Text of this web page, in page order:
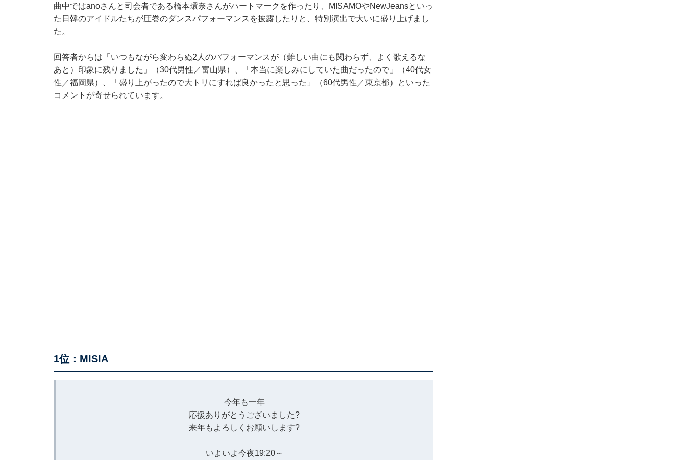
曲中ではanoさんと司会者である橋本環奈さんがハートマークを作ったり、MISAMOやNewJeansといっ
た日韓のアイドルたちが圧巻のダンスパフォーマンスを披露したりと、特別演出で大いに盛り上げまし
た。
回答者からは「いつもながら変わらぬ2人のパフォーマンスが（難しい曲にも関わらず、よく歌えるな
あと）印象に残りました」（30代男性／富山県）、「本当に楽しみにしていた曲だったので」（40代女
性／福岡県）、「盛り上がったので大トリにすれば良かったと思った」（60代男性／東京都）といった
コメントが寄せられています。
1位：MISIA
今年も一年
応援ありがとうございました?
来年もよろしくお願いします?
いよいよ今夜19:20～